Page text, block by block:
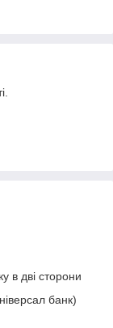
в дві сторони
банк)